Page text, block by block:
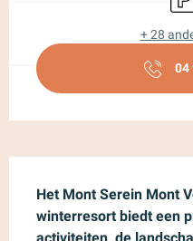
+ 28
04
Het Mont Serein Mont
winterresort biedt een